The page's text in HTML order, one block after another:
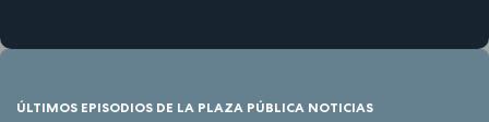
ÚLTIMOS EPISODIOS DE LA PLAZA PÚBLICA NOTICIAS